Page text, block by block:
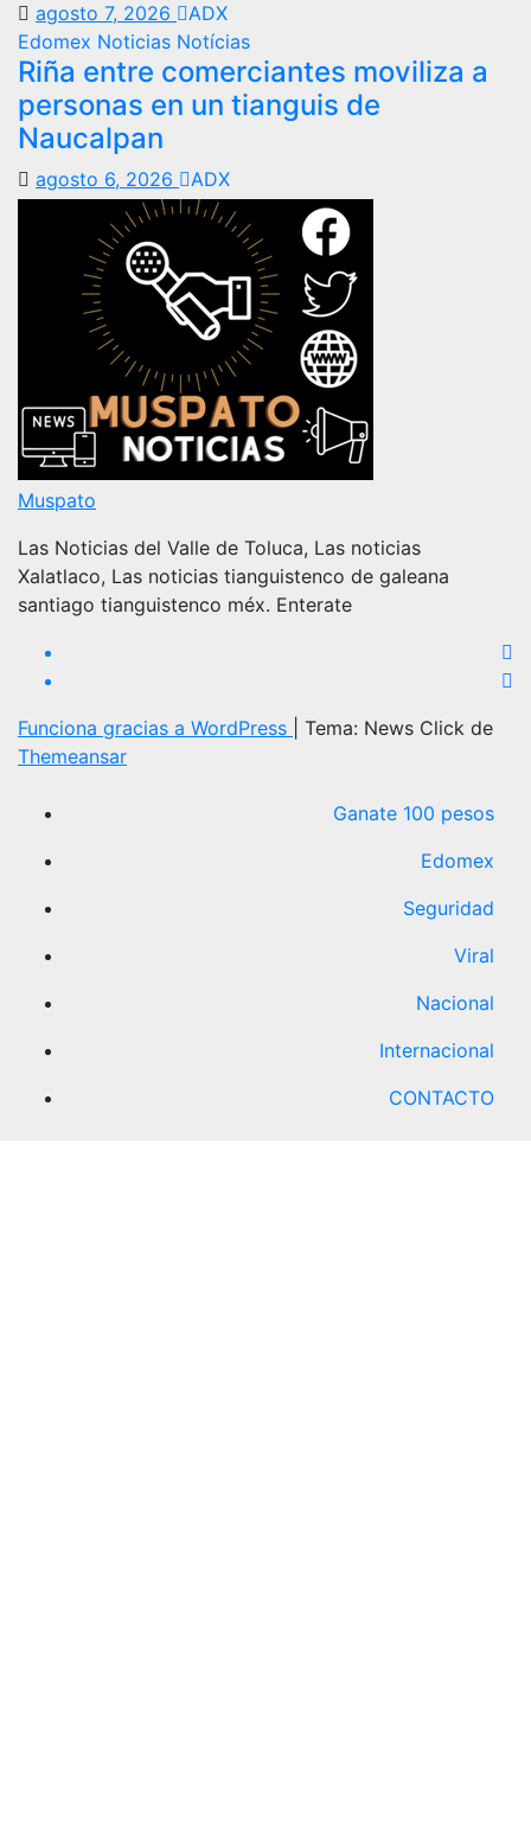
agosto 7, 2026
ADX
Edomex Noticias Notícias
Riña entre comerciantes moviliza a
personas en un tianguis de
Naucalpan
agosto 6, 2026 ADX
Muspato
Las Noticias del Valle de Toluca, Las noticias
Xalatlaco, Las noticias tianguistenco de galeana
santiago tianguistenco méx. Enterate
Funciona gracias a WordPress
Tema: News Click de
Themeansar
Ganate 100 pesos
Edomex
Seguridad
Viral
Nacional
Internacional
CONTACTO